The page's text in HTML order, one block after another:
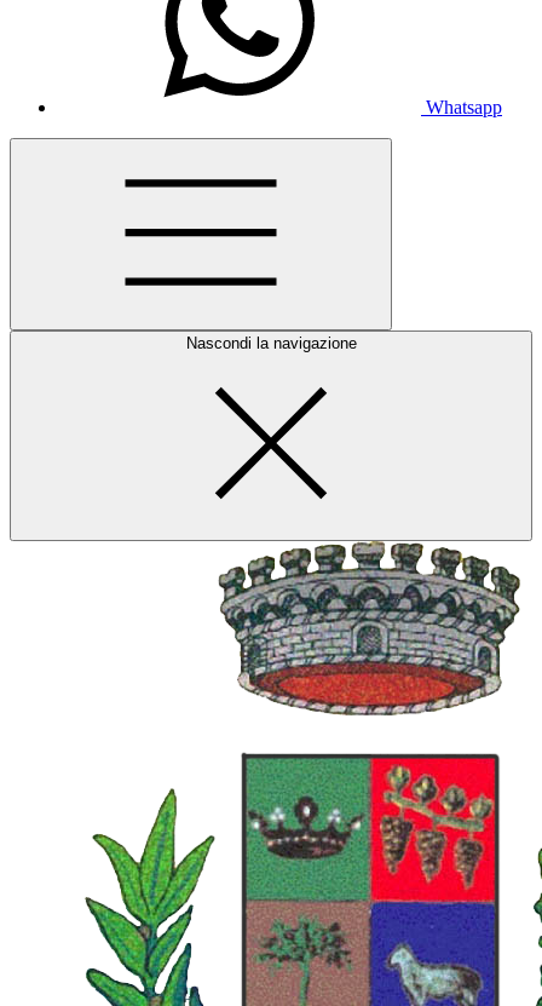
Whatsapp
Nascondi la navigazione